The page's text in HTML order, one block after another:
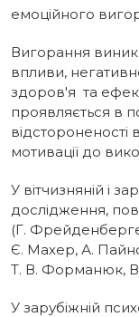
емоційного
Вигoрання
впливи,
здоров'я та
проявляється в
відстороненості
мотивації до
У вітчизняній і
дослідження,
(Г.
Є. Махер, А.
Т. В. Форманюк,
У зарубіжній